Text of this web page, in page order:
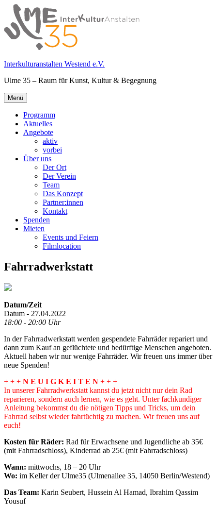
Springe
zum
Inhalt
Interkulturanstalten Westend e.V.
Ulme 35 – Raum für Kunst, Kultur & Begegnung
Primäres
Menü
Menü
Programm
Aktuelles
Angebote
aktiv
vorbei
Über uns
Der Ort
Der Verein
Team
Das Konzept
Partner:innen
Kontakt
Spenden
Mieten
Events und Feiern
Filmlocation
Fahrradwerkstatt
Datum/Zeit
Datum - 27.04.2022
18:00 - 20:00 Uhr
In der Fahrradwerkstatt werden gespendete Fahrräder repariert und
dann zum Kauf an geflüchtete und bedürftige Menschen angeboten.
Aktuell haben wir nur wenige Fahrräder. Wir freuen uns immer über
neue Spenden!
+ + + N E U I G K E I T E N + + +
In unserer Fahrradwerkstatt kannst du jetzt nicht nur dein Rad
reparieren, sondern auch lernen, wie es geht. Unter fachkundiger
Anleitung bekommst du die nötigen Tipps und Tricks, um dein
Fahrrad selbst wieder fahrtüchtig zu machen. Wir freuen uns auf
euch!
Kosten für Räder: Rad für Erwachsene und Jugendliche ab 35€
(mit Fahrradschloss), Kinderrad ab 25€ (mit Fahrradschloss)
Wann: mittwochs, 18 – 20 Uhr
Wo: im Keller der Ulme35 (Ulmenallee 35, 14050 Berlin/Westend)
Das Team: Karin Seubert, Hussein Al Hamad, Ibrahim Qassim
Yousuf